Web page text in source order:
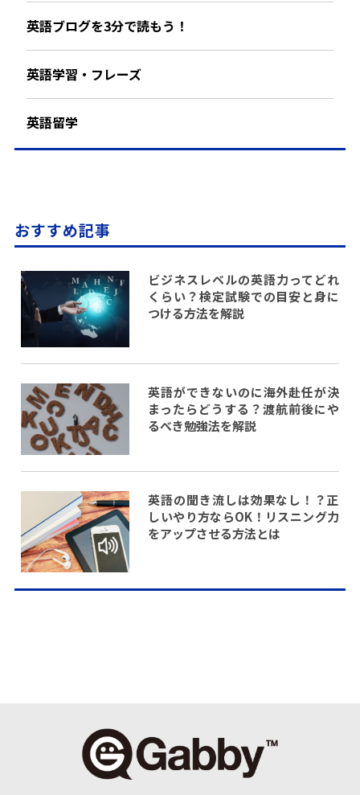
英語ブログを3分で読もう！
英語学習・フレーズ
英語留学
おすすめ記事
ビジネスレベルの英語力ってどれ
くらい？検定試験での目安と身に
つける方法を解説
英語ができないのに海外赴任が決
まったらどうする？渡航前後にや
るべき勉強法を解説
英語の聞き流しは効果なし！？正
しいやり方ならOK！リスニング力
をアップさせる方法とは